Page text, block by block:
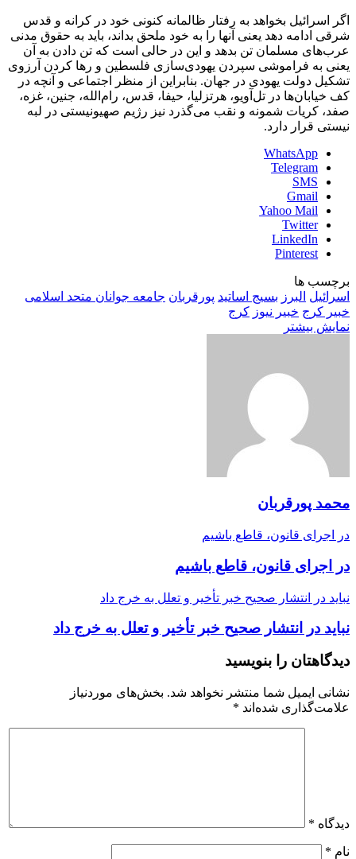
اگر اسرائیل بخواهد به رفتار ظالمانه کنونی خود در کرانه و قدس
شرقی ادامه دهد یعنی آنها را به خود ملحق بداند، باید به حقوق مدنی
عرب‌های مسلمان تن بدهد و این در حالی است که تن دادن به آن
یعنی به فراموشی سپردن یهودی‌سازی فلسطین و رها کردن آرزوی
تشکیل دولت یهودی در جهان. بنابراین از منظر اجتماعی و آنچه در
کف خیابان‌ها در تل‌آویو، هرتزلیا، حیفا، قدس، رام‌الله، جنین، غزه،
صفد، کریات شمونه و نقب می‌گذرد نیز رژیم صهیونیستی در لبه
نیستی قرار دارد.
WhatsApp
Telegram
SMS
Gmail
Yahoo Mail
Twitter
LinkedIn
Pinterest
برچسب ها
اسرائیل البرز بسیج اساتید پورقربان جامعه جوانان متحد اسلامی
خبیر کرج خبیر نیوز کرج
نمایش بیشتر
محمد پورقربان
در اجرای قانون، قاطع باشیم
در اجرای قانون، قاطع باشیم
نباید در انتشار صحیح خبر تأخیر و تعلل به خرج داد
نباید در انتشار صحیح خبر تأخیر و تعلل به خرج داد
دیدگاهتان را بنویسید
نشانی ایمیل شما منتشر نخواهد شد. بخش‌های موردنیاز
علامت‌گذاری شده‌اند *
دیدگاه *
نام *